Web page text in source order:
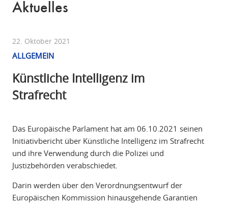
Aktuelles
22. Oktober 2021
ALLGEMEIN
Künstliche Intelligenz im
Strafrecht
Das Europäische Parlament hat am 06.10.2021 seinen
Initiativbericht über Künstliche Intelligenz im Strafrecht
und ihre Verwendung durch die Polizei und
Justizbehörden verabschiedet.
Darin werden über den Verordnungsentwurf der
Europäischen Kommission hinausgehende Garantien